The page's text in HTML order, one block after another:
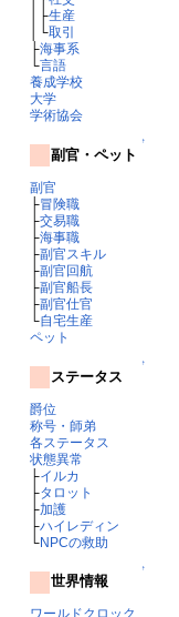
│├生産
│└取引
├海事系
└言語
養成学校
大学
学術協会
↑
副官・ペット
副官
├冒険職
├交易職
├海事職
├副官スキル
├副官回航
├副官船長
├副官仕官
└自宅生産
ペット
↑
ステータス
爵位
称号・師弟
各ステータス
状態異常
├イルカ
├タロット
├加護
├ハイレディン
└NPCの救助
↑
世界情報
ワールドクロック